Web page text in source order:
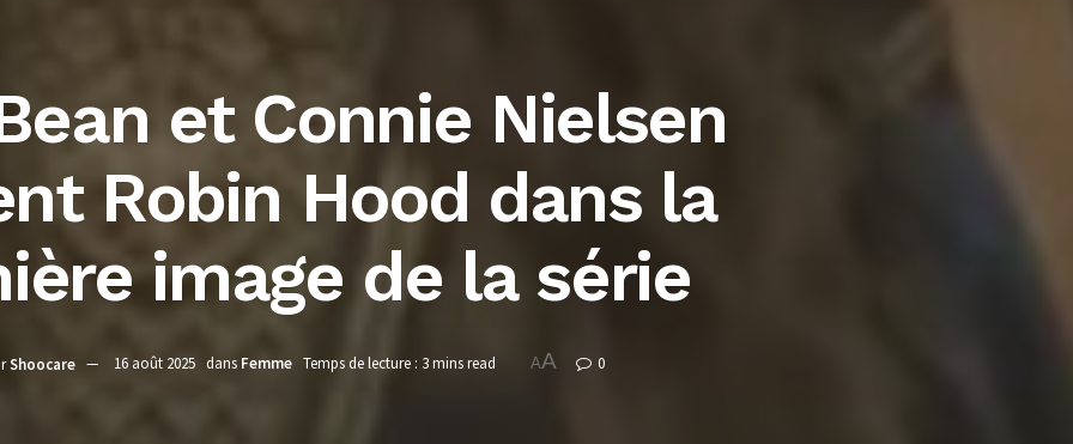
et Connie Nielsen
Robin Hood dans la
image de la série
Shoocare 16 août 2025 dans Femme Temps de lecture : 3 mins read AA 0